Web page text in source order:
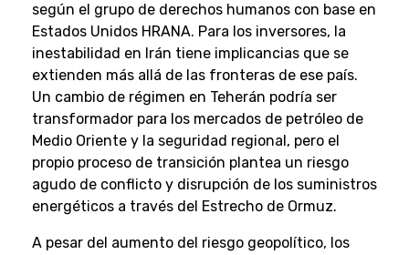
según el grupo de derechos humanos con base en
Estados Unidos HRANA. Para los inversores, la
inestabilidad en Irán tiene implicancias que se
extienden más allá de las fronteras de ese país.
Un cambio de régimen en Teherán podría ser
transformador para los mercados de petróleo de
Medio Oriente y la seguridad regional, pero el
propio proceso de transición plantea un riesgo
agudo de conflicto y disrupción de los suministros
energéticos a través del Estrecho de Ormuz.
A pesar del aumento del riesgo geopolítico, los